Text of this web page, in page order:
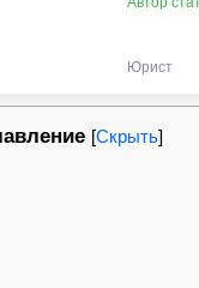
Юрист
[Скрыть]